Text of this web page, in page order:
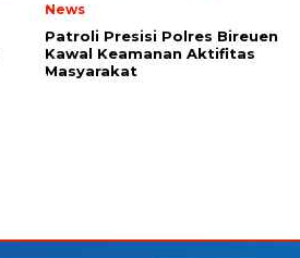
News
Patroli Presisi Polres Bireuen
Kawal Keamanan Aktifitas
Masyarakat